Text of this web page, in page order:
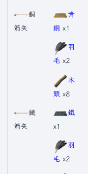
銅
箭矢
青
銅 x1
羽
毛 x2
鐵
箭矢
木
頭 x8
鐵
x1
羽
毛 x2